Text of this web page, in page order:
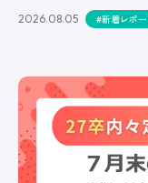
2026.08.05 #新着レポ